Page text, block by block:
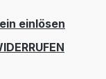
einlösen